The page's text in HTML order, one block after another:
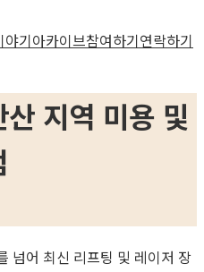
야기아카이브참여하기연락하기
지역 미용 및
넘어 최신 리프팅 및 레이저 장